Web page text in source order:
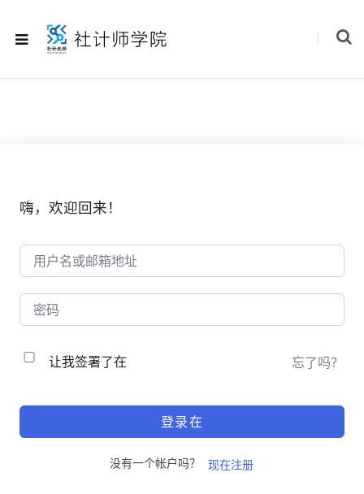
嗨，欢迎回来！
让我签署了在 忘了吗？
登录在
没有一个帐户吗？ 现在注册